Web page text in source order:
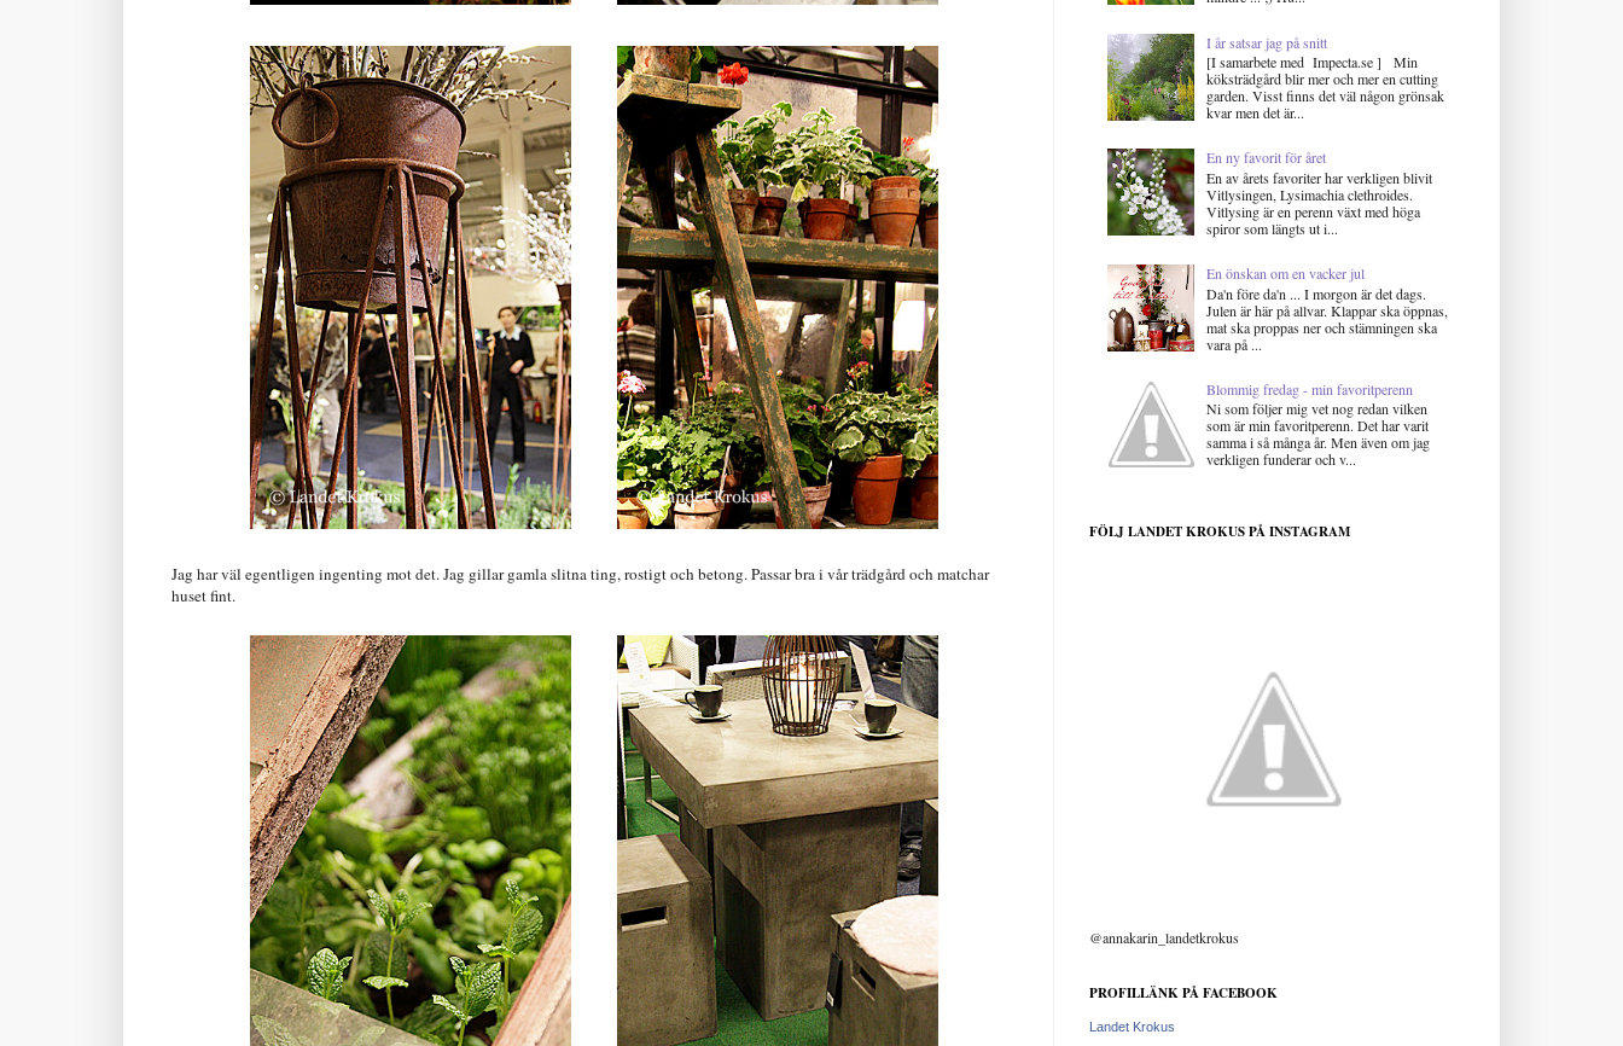
Jag har väl egentligen ingenting mot det. Jag gillar gamla slitna ting, rostigt och betong. Passar bra i vår trädgård och matchar
huset fint.
I år satsar jag på snitt
[I samarbete med Impecta.se ] Min
köksträdgård blir mer och mer en cutting
garden. Visst finns det väl någon grönsak
kvar men det är...
En ny favorit för året
En av årets favoriter har verkligen blivit
Vitlysingen, Lysimachia clethroides.
Vitlysing är en perenn växt med höga
spiror som längts ut i...
En önskan om en vacker jul
Da'n före da'n ... I morgon är det dags.
Julen är här på allvar. Klappar ska öppnas,
mat ska proppas ner och stämningen ska
vara på ...
Blommig fredag - min favoritperenn
Ni som följer mig vet nog redan vilken
som är min favoritperenn. Det har varit
samma i så många år. Men även om jag
verkligen funderar och v...
FÖLJ LANDET KROKUS PÅ INSTAGRAM
@annakarin_landetkrokus
PROFILLÄNK PÅ FACEBOOK
Landet Krokus